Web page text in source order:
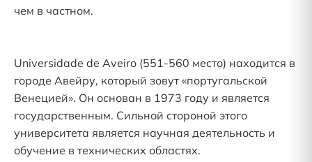
чем в частном.
Universidade de Aveiro (551-560 место) находится в
городе Авейру, который зовут «португальской
Венецией». Он основан в 1973 году и является
государственным. Сильной стороной этого
университета является научная деятельность и
обучение в технических областях.